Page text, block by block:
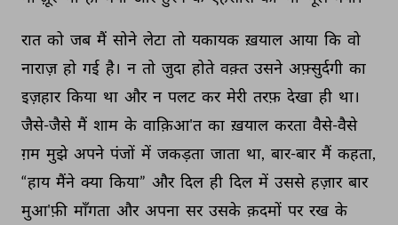
रात को जब मैं सोने लेटा तो यकायक ख़याल आया कि वो
नाराज़ हो गई है। न तो जुदा होते वक़्त उसने अफ़्सुर्दगी का
इज़हार किया था और न पलट कर मेरी तरफ़ देखा ही था।
जैसे-जैसे मैं शाम के वाक़िआ'त का ख़याल करता वैसे-वैसे
ग़म मुझे अपने पंजों में जकड़ता जाता था, बार-बार मैं कहता,
“हाय मैंने क्या किया” और दिल ही दिल में उससे हज़ार बार
मुआ'फ़ी माँगता और अपना सर उसके क़दमों पर रख के